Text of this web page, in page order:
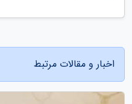
اخبار و مقالات مرتبط